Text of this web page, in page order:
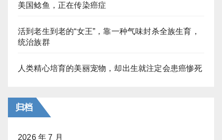
美国鲶鱼，正在传染癌症
活到老生到老的“女王”，靠一种气味封杀全族生育，
统治族群
人类精心培育的美丽宠物，却出生就注定会患癌惨死
归档
2026 年 7 月